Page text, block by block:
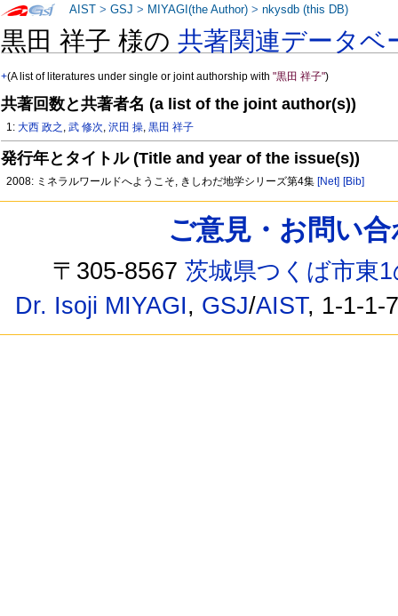
黒田 祥子 様の共著関連データベ
+(A list of literatures under single or joint authorship with"黒田 祥子")
共著回数と共著者名 (a list of the joint author(s))
1:大西 政之 ,武 修次,沢田 操,黒田 祥子
発行年とタイトル (Title and year of the issue(s))
2008: ミネラルワールドへようこそ, きしわだ地学シリーズ第4集 [Net] [Bib]
AIST >GSJ > MIYAGI(the Author) >nkysdb (this DB)
ご意見・お問い
〒305-8567茨城県つくば市東
Dr. Isoji MIYAGI, GSJ/AIST, 1-1-1-